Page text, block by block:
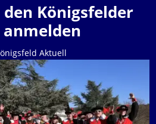
Königsfelder
Aktuell